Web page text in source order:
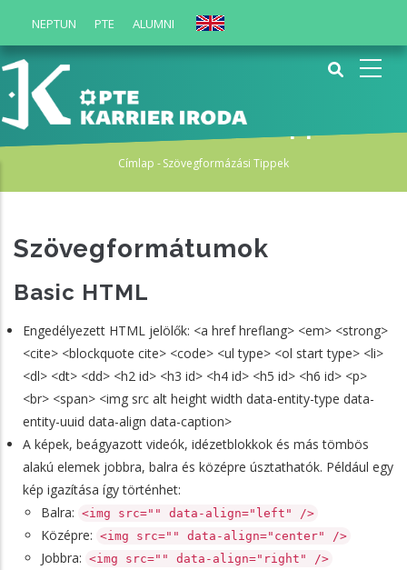
tartalomra
NEPTUN PTE ALUMNI English
Szövegformázási tippek
Címlap -Szövegformázási Tippek
Szövegformátumok
Basic HTML
Engedélyezett HTML jelölők: <a href hreflang> <em> <strong>
<cite> <blockquote cite> <code> <ul type> <ol start type> <li>
<dl> <dt> <dd> <h2 id> <h3 id> <h4 id> <h5 id> <h6 id> <p>
<br> <span> <img src alt height width data-entity-type data-
entity-uuid data-align data-caption>
A képek, beágyazott videók, idézetblokkok és más tömbös
alakú elemek jobbra, balra és középre úsztathatók. Például egy
kép igazítása így történhet:
Balra: <img src="" data-align="left" />
Középre: <img src="" data-align="center" />
Jobbra: <img src="" data-align="right" />